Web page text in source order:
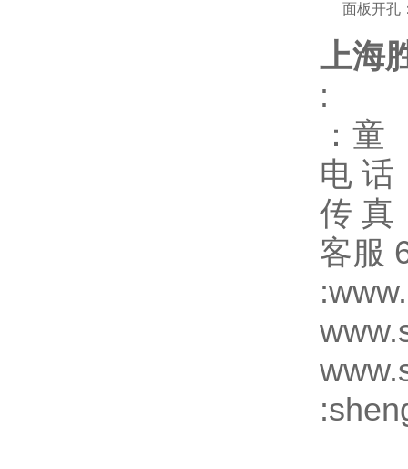
面板开孔
上海
:
：童
电 话
传 真
客服